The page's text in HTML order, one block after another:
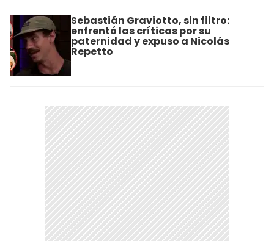
Sebastián Graviotto, sin filtro:
enfrentó las críticas por su
paternidad y expuso a Nicolás
Repetto